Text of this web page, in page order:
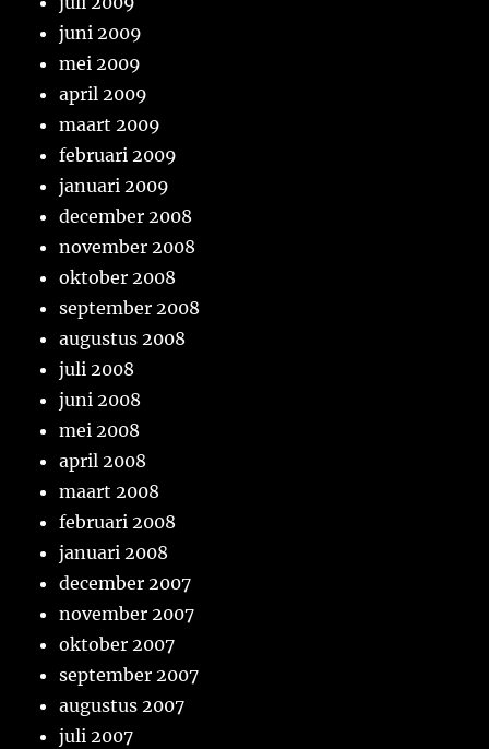
juni 2009
mei 2009
april 2009
maart 2009
februari 2009
januari 2009
december 2008
november 2008
oktober 2008
september 2008
augustus 2008
juli 2008
juni 2008
mei 2008
april 2008
maart 2008
februari 2008
januari 2008
december 2007
november 2007
oktober 2007
september 2007
augustus 2007
juli 2007